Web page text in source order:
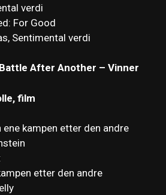
verdi
For Good
Sentimental verdi
After Another – Vinner
film
ene kampen etter den andre
etter den andre